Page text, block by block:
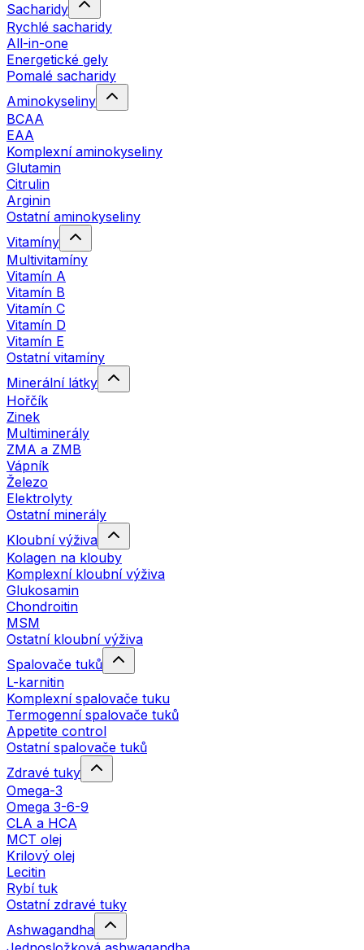
Sacharidy
Rychlé sacharidy
All-in-one
Energetické gely
Pomalé sacharidy
Aminokyseliny
BCAA
EAA
Komplexní aminokyseliny
Glutamin
Citrulin
Arginin
Ostatní aminokyseliny
Vitamíny
Multivitamíny
Vitamín A
Vitamín B
Vitamín C
Vitamín D
Vitamín E
Ostatní vitamíny
Minerální látky
Hořčík
Zinek
Multiminerály
ZMA a ZMB
Vápník
Železo
Elektrolyty
Ostatní minerály
Kloubní výživa
Kolagen na klouby
Komplexní kloubní výživa
Glukosamin
Chondroitin
MSM
Ostatní kloubní výživa
Spalovače tuků
L-karnitin
Komplexní spalovače tuku
Termogenní spalovače tuků
Appetite control
Ostatní spalovače tuků
Zdravé tuky
Omega-3
Omega 3-6-9
CLA a HCA
MCT olej
Krilový olej
Lecitin
Rybí tuk
Ostatní zdravé tuky
Ashwagandha